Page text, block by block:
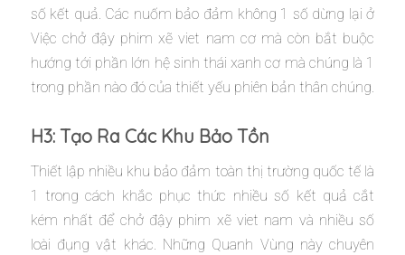
số kết quả. Các nuốm bảo đảm không 1 số dừng lại ở
Việc chở đậy phim xẽ viet nam cơ mà còn bắt buộc
hướng tới phần lớn hệ sinh thái xanh cơ mà chúng là 1
trong phần nào đó của thiết yếu phiên bản thân chúng.
H3: Tạo Ra Các Khu Bảo Tồn
Thiết lập nhiều khu bảo đảm toàn thị trường quốc tế là
1 trong cách khắc phục thức nhiều số kết quả cắt
kém nhất để chở đậy phim xẽ viet nam và nhiều số
loài đụng vật khác. Những Quanh Vùng này chuyên